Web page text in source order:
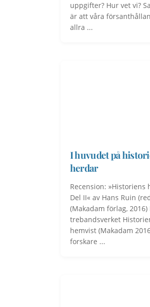
uppgifter? Hur vet vi?
är att våra
allra ...
I huvudet på
herdar
Recension: »Historiens
Del II« av Hans Ruin
(Makadam förlag, 2016)
trebandsverket
hemvist (Makadam
forskare ...